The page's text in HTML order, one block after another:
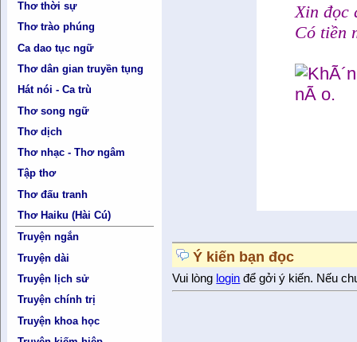
Thơ thời sự
Thơ trào phúng
Ca dao tục ngữ
Thơ dân gian truyền tụng
Hát nói - Ca trù
Thơ song ngữ
Thơ dịch
Thơ nhạc - Thơ ngâm
Tập thơ
Thơ đấu tranh
Thơ Haiku (Hài Cú)
Truyện ngắn
Truyện dài
Truyện lịch sử
Truyện chính trị
Truyện khoa học
Xin đọc
Có tiền
Ý kiến bạn đọc
Vui lòng login để gởi ý kiến. Nếu